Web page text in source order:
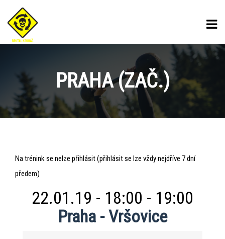
PRAHA (ZAČ.)
Praha
(zač.)
Na trénink se nelze přihlásit (přihlásit se lze vždy nejdříve 7 dní
předem)
22.01.19 - 18:00 - 19:00
Praha - Vršovice